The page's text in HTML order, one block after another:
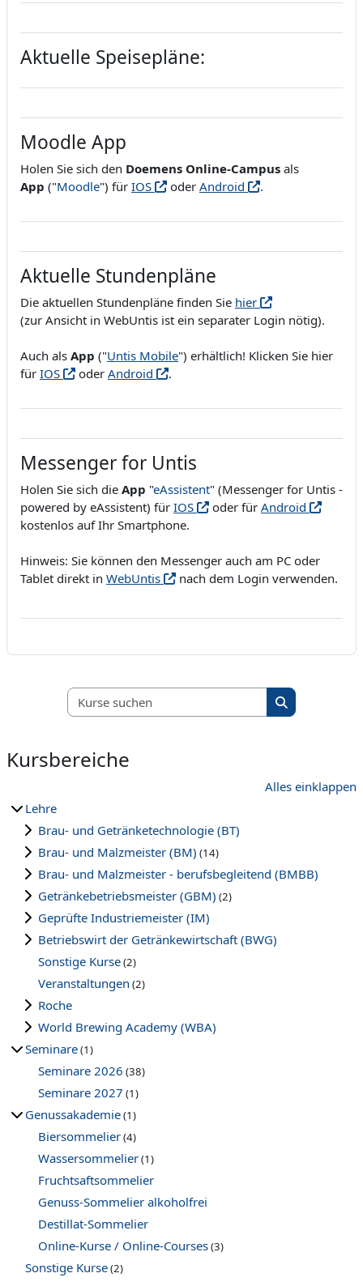
Aktuelle Speisepläne:
Moodle App
Holen Sie sich den Doemens Online-Campus als
App ("Moodle") für IOS oder Android .
Aktuelle Stundenpläne
Die aktuellen Stundenpläne finden Sie hier
(zur Ansicht in WebUntis ist ein separater Login nötig).
Auch als App ("Untis Mobile") erhältlich! Klicken Sie hier
für IOS oder Android .
Messenger for Untis
Holen Sie sich die App "eAssistent" (Messenger for Untis -
powered by eAssistent) für IOS oder für Android
kostenlos auf Ihr Smartphone.
Hinweis: Sie können den Messenger auch am PC oder
Tablet direkt in WebUntis nach dem Login verwenden.
Kurse suchen
Kurse suchen
Kursbereiche
Alles einklappen
Lehre
Brau- und Getränketechnologie (BT)
Brau- und Malzmeister (BM) (14)
Brau- und Malzmeister - berufsbegleitend (BMBB)
Getränkebetriebsmeister (GBM) (2)
Geprüfte Industriemeister (IM)
Betriebswirt der Getränkewirtschaft (BWG)
Sonstige Kurse(2)
Veranstaltungen (2)
Roche
World Brewing Academy (WBA)
Seminare(1)
Seminare 2026 (38)
Seminare 2027 (1)
Genussakademie(1)
Biersommelier(4)
Wassersommelier(1)
Fruchtsaftsommelier
Genuss-Sommelier alkoholfrei
Destillat-Sommelier
Online-Kurse / Online-Courses(3)
Sonstige Kurse(2)